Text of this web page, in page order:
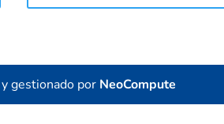
gestionado por NeoCompute